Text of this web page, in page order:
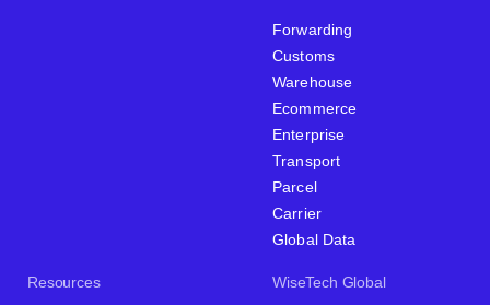
Forwarding
Customs
Warehouse
Ecommerce
Enterprise
Transport
Parcel
Carrier
Global Data
Resources WiseTech Global